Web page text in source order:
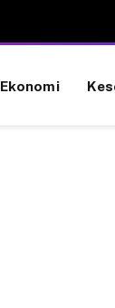
Ekonomi